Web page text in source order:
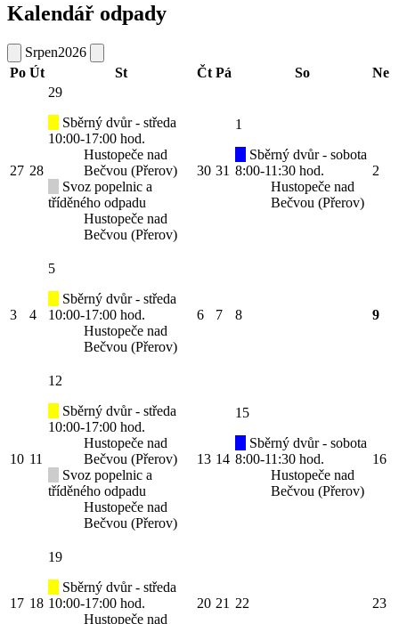
Kalendář odpady
Srpen2026
Po Út St Čt Pá So Ne
27 28
29
Sběrný dvůr - středa
10:00-17:00 hod.
Hustopeče nad
Bečvou (Přerov)
Svoz popelnic a
tříděného odpadu
Hustopeče nad
Bečvou (Přerov)
30 31
1
Sběrný dvůr - sobota
8:00-11:30 hod.
Hustopeče nad
Bečvou (Přerov)
2
3 4
5
Sběrný dvůr - středa
10:00-17:00 hod.
Hustopeče nad
Bečvou (Přerov)
6 7 8 9
10 11
12
Sběrný dvůr - středa
10:00-17:00 hod.
Hustopeče nad
Bečvou (Přerov)
Svoz popelnic a
tříděného odpadu
Hustopeče nad
Bečvou (Přerov)
13 14
15
Sběrný dvůr - sobota
8:00-11:30 hod.
Hustopeče nad
Bečvou (Přerov)
16
17 18
19
Sběrný dvůr - středa
10:00-17:00 hod.
Hustopeče nad
20 21 22 23